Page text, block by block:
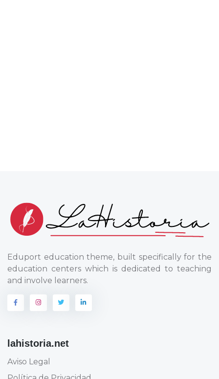
Eduport education theme, built specifically for the
education centers which is dedicated to teaching
and involve learners.
lahistoria.net
Aviso Legal